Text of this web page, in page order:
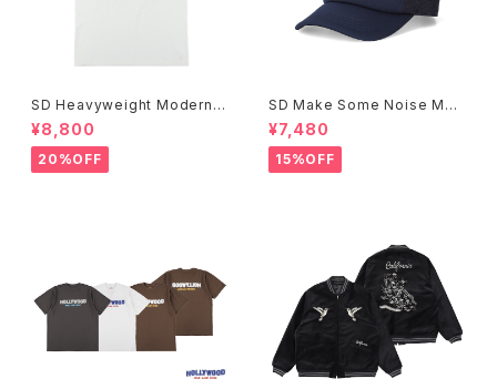
SD Heavyweight Modern T
wist Signs Logo T
¥8,800
20%OFF
SD Make Some Noise Mes
h Cap
¥7,480
15%OFF